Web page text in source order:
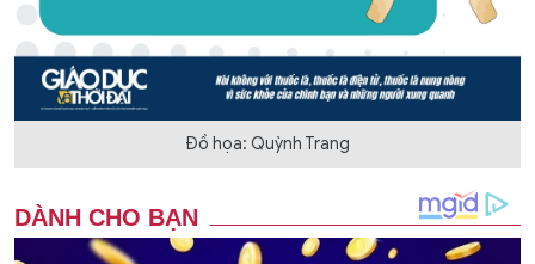
Đồ họa: Quỳnh Trang